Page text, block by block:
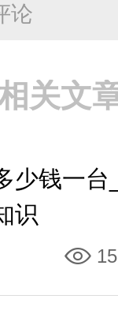
论
关文
少钱一台
识